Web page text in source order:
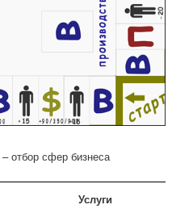
– отбор сфер бизнеса
Услуги